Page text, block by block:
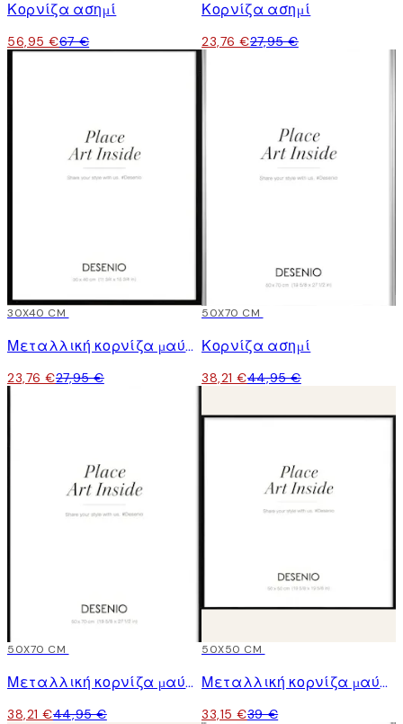
Κορνίζα ασημί
56,95 €67 €
Κορνίζα ασημί
23,76 €27,95 €
15%*
30X40 CM
Μεταλλική κορνίζα μαύρη
23,76 €27,95 €
15%*
50X70 CM
Κορνίζα ασημί
38,21 €44,95 €
15%*
50X70 CM
Μεταλλική κορνίζα μαύρη
38,21 €44,95 €
15%*
50X50 CM
Μεταλλική κορνίζα μαύρη
33,15 €39 €